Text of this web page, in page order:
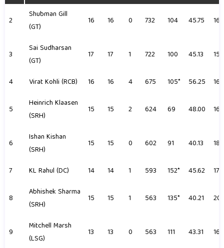
2
Shubman Gill
(GT)
16 16 0 732 104 45.75
3
Sai Sudharsan
(GT)
17 17 1 722 100 45.13
4 Virat Kohli (RCB) 16 16 4 675 105* 56.25
5
Heinrich Klaasen
(SRH)
15 15 2 624 69 48.00 160
6
Ishan Kishan
(SRH)
15 15 0 602 91 40.13
7 KL Rahul (DC) 14 14 1 593 152* 45.62
8
Abhishek Sharma
(SRH)
15 15 1 563 135* 40.21
9
Mitchell Marsh
(LSG)
13 13 0 563 111 43.31